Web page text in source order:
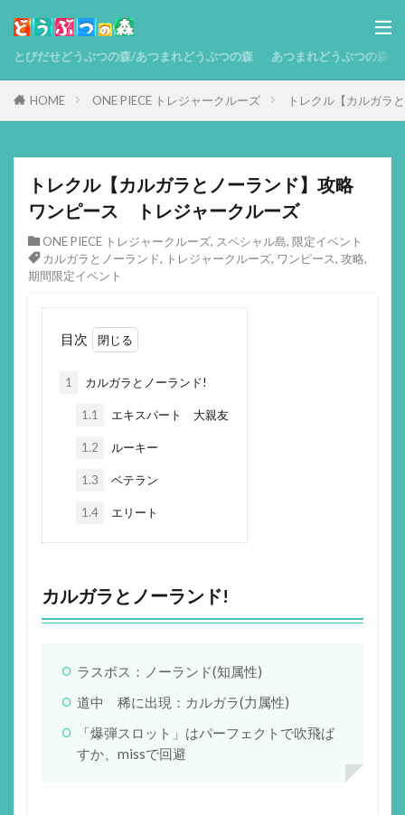
とびだせどうぶつの森/あつまれどうぶつの森 あつまれどうぶつの森
HOME ONE PIECE トレジャークルーズ トレクル【カルガ
トレクル【カルガラとノーランド】攻略
ワンピース トレジャークルーズ
ONE PIECE トレジャークルーズ, スペシャル島, 限定イベント
カルガラとノーランド, トレジャークルーズ, ワンピース, 攻略,
期間限定イベント
目次
1 カルガラとノーランド!
1.1 エキスパート 大親友
1.2 ルーキー
1.3 ベテラン
1.4 エリート
カルガラとノーランド!
ラスボス：ノーランド(知属性)
道中 稀に出現：カルガラ(力属性)
「爆弾スロット」はパーフェクトで吹飛ば
すか、missで回避